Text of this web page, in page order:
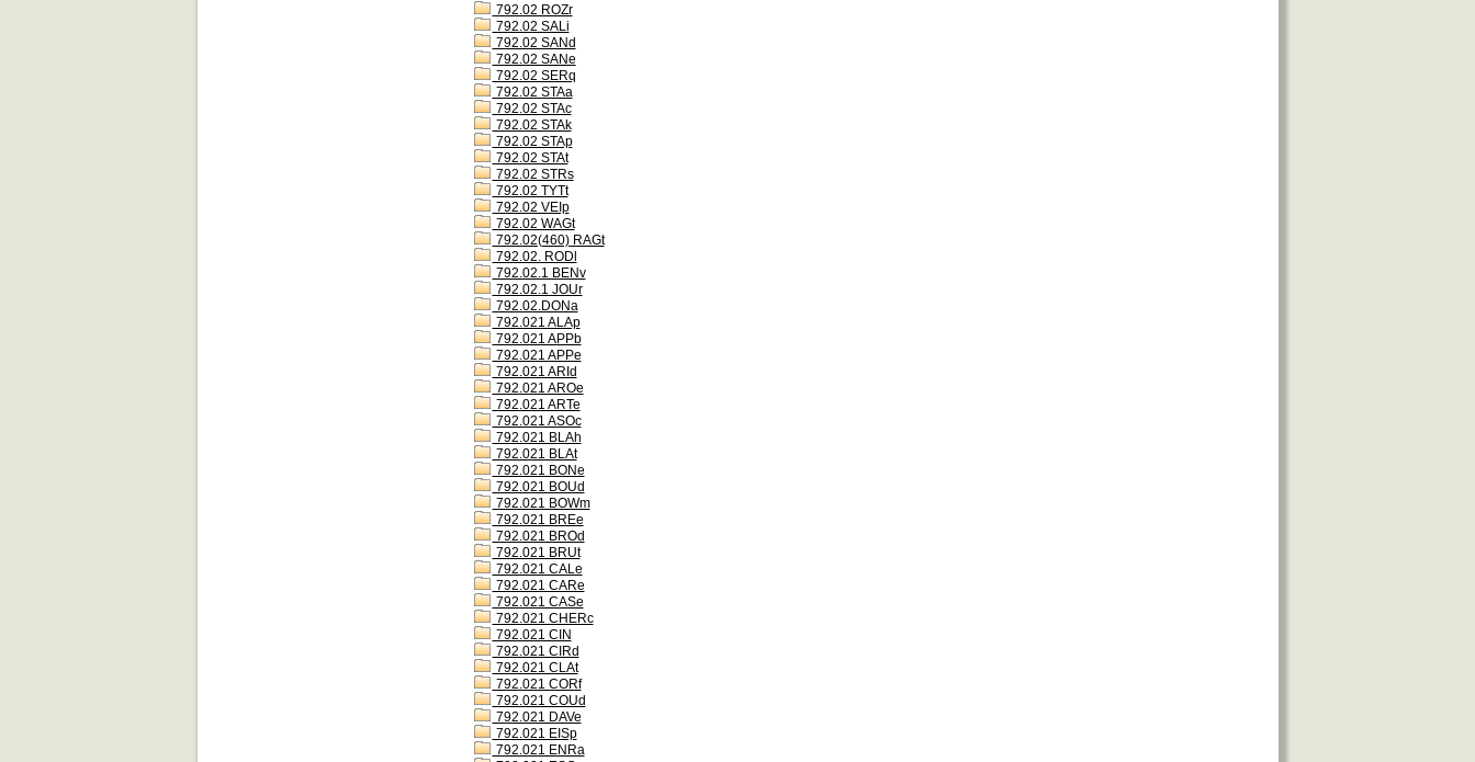
792.02 ROZr
792.02 SALi
792.02 SANd
792.02 SANe
792.02 SERq
792.02 STAa
792.02 STAc
792.02 STAk
792.02 STAp
792.02 STAt
792.02 STRs
792.02 TYTt
792.02 VEIp
792.02 WAGt
792.02(460) RAGt
792.02. RODl
792.02.1 BENv
792.02.1 JOUr
792.02.DONa
792.021 ALAp
792.021 APPb
792.021 APPe
792.021 ARId
792.021 AROe
792.021 ARTe
792.021 ASOc
792.021 BLAh
792.021 BLAt
792.021 BONe
792.021 BOUd
792.021 BOWm
792.021 BREe
792.021 BROd
792.021 BRUt
792.021 CALe
792.021 CARe
792.021 CASe
792.021 CHERc
792.021 CIN
792.021 CIRd
792.021 CLAt
792.021 CORf
792.021 COUd
792.021 DAVe
792.021 EISp
792.021 ENRa